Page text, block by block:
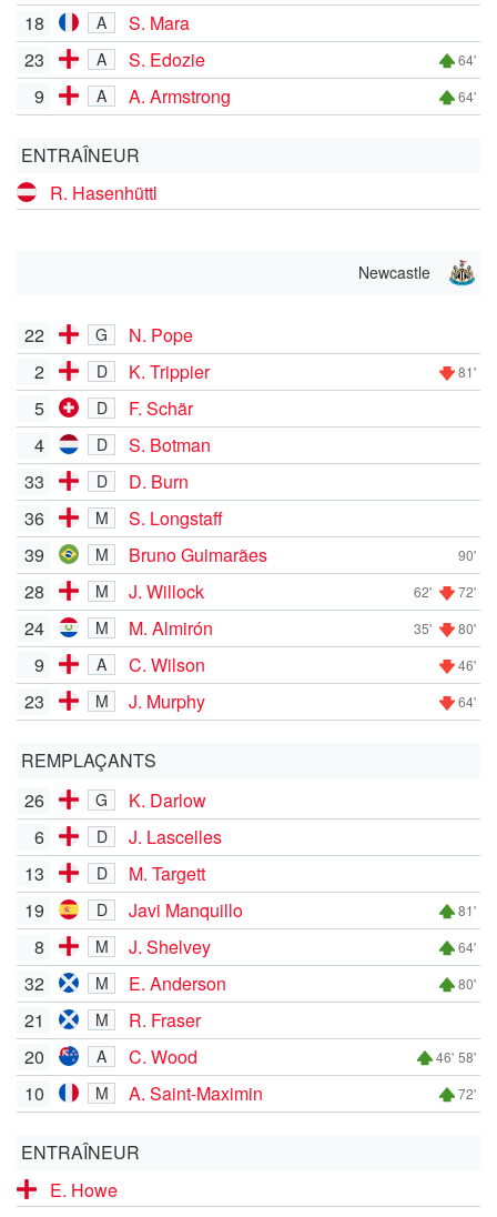
18 A
S. Mara
23
A S. Edozie 64'
9 A A. Armstrong 64'
ENTRAÎNEUR
R. Hasenhüttl
Newcastle
22 G
N. Pope
2
D K. Trippier 81'
5 D
F. Schär
4
D
S. Botman
33
D
D. Burn
36
M
S. Longstaff
39
M Bruno Guimarães 90'
28 M J. Willock 62' 72'
24 M M. Almirón 35' 80'
9 A C. Wilson 46'
23 M J. Murphy 64'
REMPLAÇANTS
26
G
K. Darlow
6
D
J. Lascelles
13
D
M. Targett
19
D Javi Manquillo 81'
8 M J. Shelvey 64'
32 M E. Anderson 80'
21 M
R. Fraser
20
A C. Wood 46' 58'
10 M A. Saint-Maximin 72'
ENTRAÎNEUR
E. Howe